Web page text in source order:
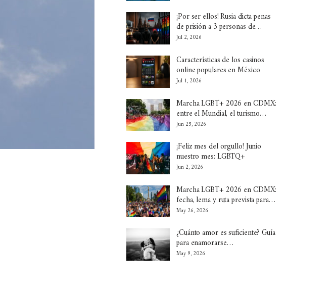
¡Por ser ellos! Rusia dicta penas
de prisión a 3 personas de…
Jul 2, 2026
Características de los casinos
online populares en México
Jul 1, 2026
Marcha LGBT+ 2026 en CDMX:
entre el Mundial, el turismo…
Jun 25, 2026
¡Feliz mes del orgullo! Junio
nuestro mes: LGBTQ+
Jun 2, 2026
Marcha LGBT+ 2026 en CDMX:
fecha, lema y ruta prevista para…
May 26, 2026
¿Cuánto amor es suficiente? Guía
para enamorarse…
May 9, 2026